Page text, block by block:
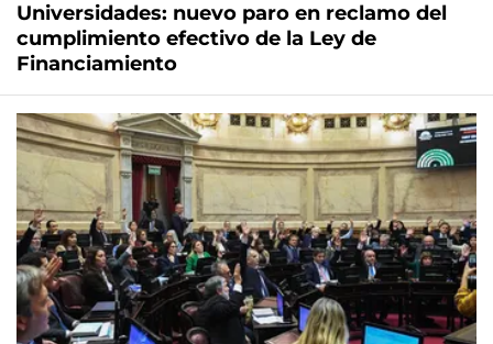
Universidades: nuevo paro en reclamo del
cumplimiento efectivo de la Ley de
Financiamiento